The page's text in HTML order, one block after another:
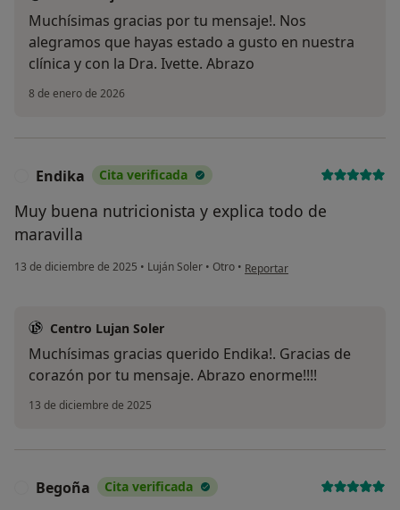
Muchísimas gracias por tu mensaje!. Nos
alegramos que hayas estado a gusto en nuestra
clínica y con la Dra. Ivette. Abrazo
8 de enero de 2026
Endika Cita verificada
Muy buena nutricionista y explica todo de
maravilla
13 de diciembre de 2025 • Luján Soler • Otro • en opinión del usuario Endika
Reportar
Centro Lujan Soler
Muchísimas gracias querido Endika!. Gracias de
corazón por tu mensaje. Abrazo enorme!!!!
13 de diciembre de 2025
Begoña Cita verificada